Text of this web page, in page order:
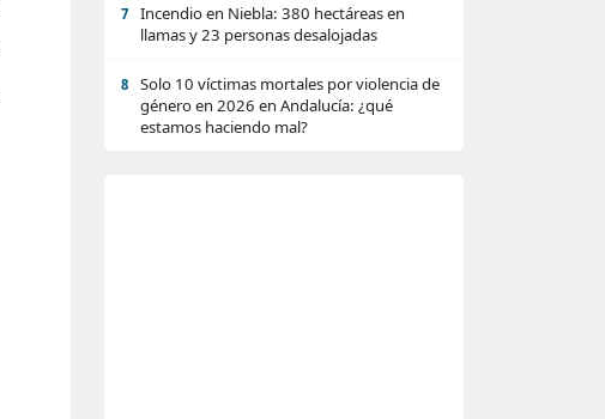
7
Incendio en Niebla: 380 hectáreas en
llamas y 23 personas desalojadas
8
Solo 10 víctimas mortales por violencia de
género en 2026 en Andalucía: ¿qué
estamos haciendo mal?